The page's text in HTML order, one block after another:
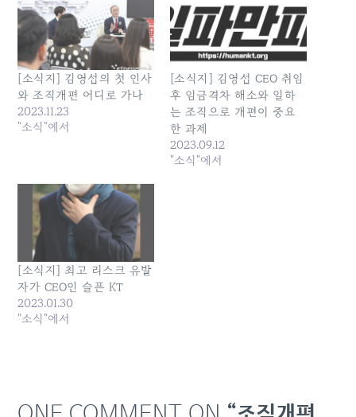
[소식지] 김영섭의 첫 인사
와 조직개편 어디로 가나
2023.11.23
"소식"에서
[소식지] 김영섭 CEO 취임
후 임금격차 해소와 일하
는 조직으로 개편이 중요
한 과제
2023.09.12
"소식"에서
[소식지] 최고 리스크 유발
자가 CEO인 슬픈 KT
2023.01.30
"소식"에서